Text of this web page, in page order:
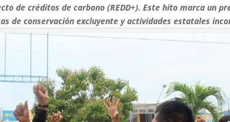
de créditos de carbono (REDD+). Este hito marca un
de conservación excluyente y actividades estatales